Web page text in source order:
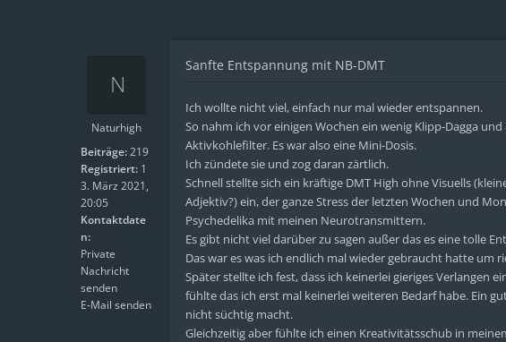
Naturhigh
Beiträge:219
Registriert: 1
3. März 2021,
20:05
Kontaktdate
n:
Private
Nachricht
senden
E-Mail senden
Sanfte Entspannung mit NB-DMT
Ich wollte nicht viel, einfach nur mal wieder entspannen.
So nahm ich vor einigen Wochen ein wenig Klipp-Dagga
Aktivkohlefilter. Es war also eine Mini-Dosis.
Ich zündete sie und zog daran zärtlich.
Schnell stellte sich ein kräftige DMT High ohne Visuells
Adjektiv?) ein, der ganze Stress der letzten Wochen und
Psychedelika mit meinen Neurotransmittern.
Es gibt nicht viel darüber zu sagen außer das es eine tolle
Das war es was ich endlich mal wieder gebraucht hatte um
Später stellte ich fest, dass ich keinerlei gieriges Verlangen
fühlte das ich erst mal keinerlei weiteren Bedarf habe. Ein
nicht süchtig macht.
Gleichzeitig aber fühlte ich einen Kreativitätsschub in